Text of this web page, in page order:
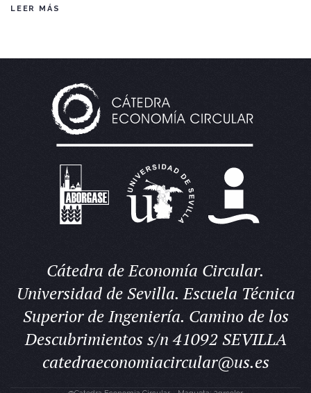
LEER MÁS
Cátedra de Economía Circular.
Universidad de Sevilla. Escuela Técnica
Superior de Ingeniería. Camino de los
Descubrimientos s/n 41092 SEVILLA
catedraeconomiacircular@us.es